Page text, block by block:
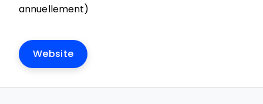
annuellement)
Website